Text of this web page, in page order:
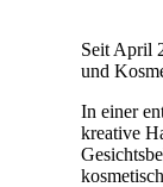
Seit April
und
In einer
kreative